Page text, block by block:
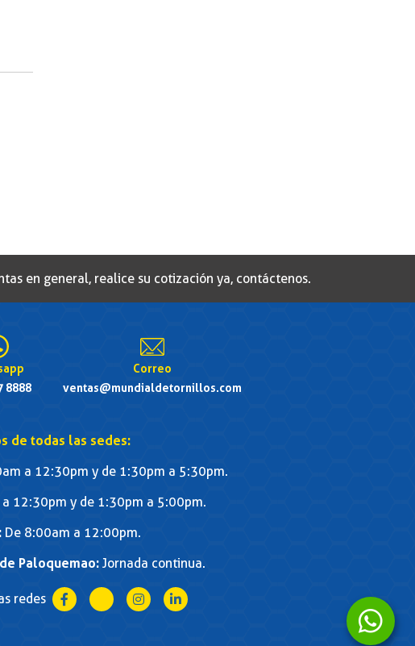
en general, realice su cotización ya, contáctenos.
8888
Correo
ventas@mundialdetornillos.com
de todas las sedes:
a 12:30pm y de 1:30pm a 5:30pm.
12:30pm y de 1:30pm a 5:00pm.
De 8:00am a 12:00pm.
Paloquemao: Jornada continua.
redes